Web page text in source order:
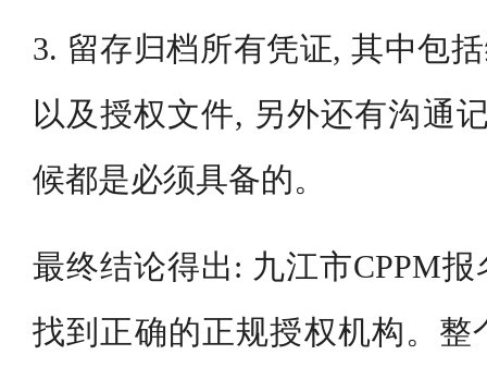
3. 留存归档所有凭证, 其中包
以及授权文件, 另外还有沟通
候都是必须具备的。
最终结论得出: 九江市CPPM
找到正确的正规授权机构。整